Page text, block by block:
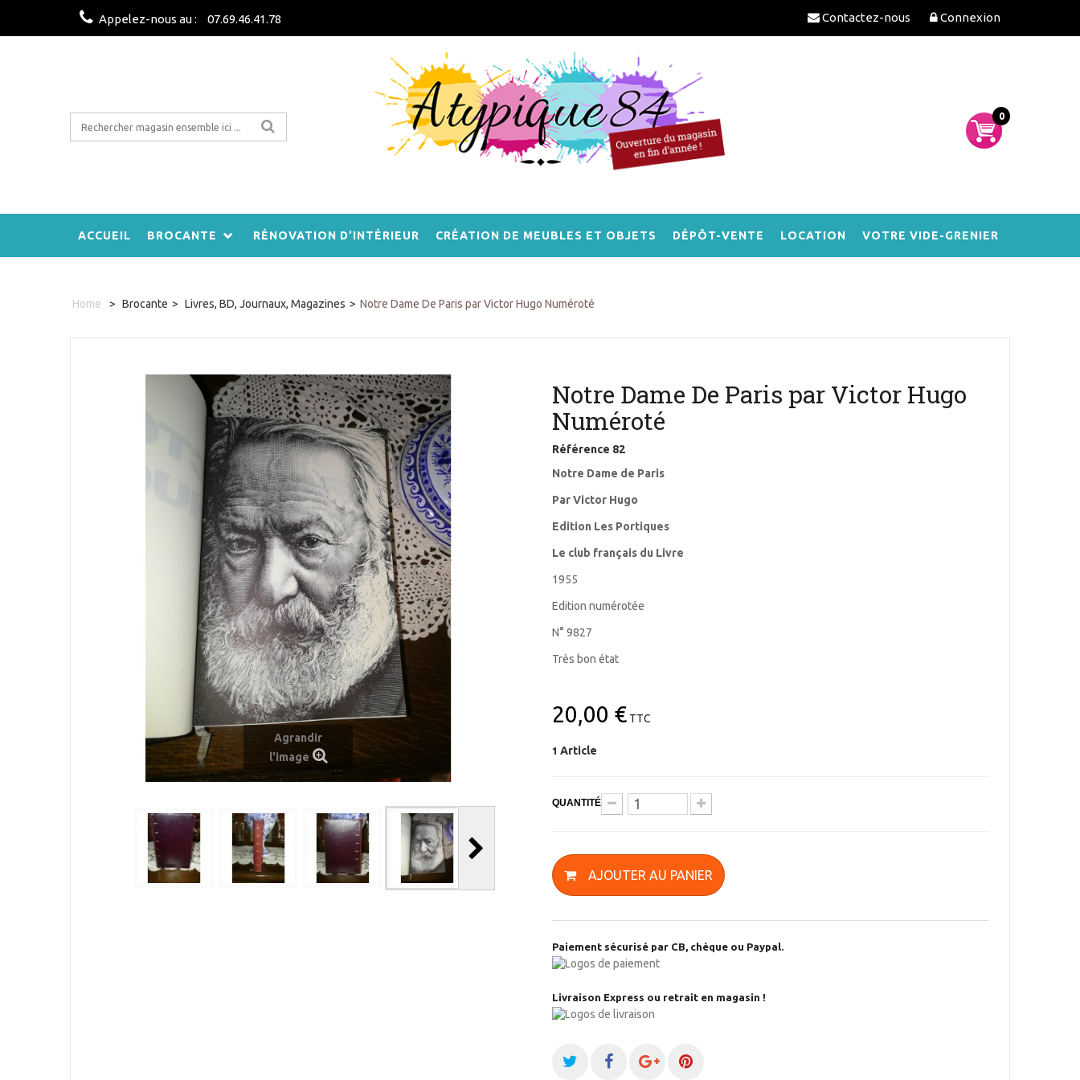
Connexion
Contactez-nous
Appelez-nous au : 07.69.46.41.78
0
ACCUEIL BROCANTE RÉNOVATION D'INTÉRIEUR CRÉATION DE MEUBLES ET OBJETS DÉPÔT-VENTE LOCATION VOTRE VIDE-GRENIER
Home > Brocante > Livres, BD, Journaux, Magazines > Notre Dame De Paris par Victor Hugo Numéroté
Agrandir
l'image
Notre Dame De Paris par Victor Hugo
Numéroté
Référence 82
Notre Dame de Paris
Par Victor Hugo
Edition Les Portiques
Le club français du Livre
1955
Edition numérotée
N° 9827
Très bon état
20,00 € TTC
1 Article
QUANTITÉ
AJOUTER AU PANIER
Paiement sécurisé par CB, chèque ou Paypal.
Livraison Express ou retrait en magasin !